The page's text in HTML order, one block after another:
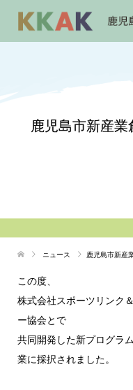
鹿児島市新産
ニュース 鹿児島市新産
この度、
株式会社スポーツリンク
ー協会とで
共同開発した新プログラ
業に採択されました。